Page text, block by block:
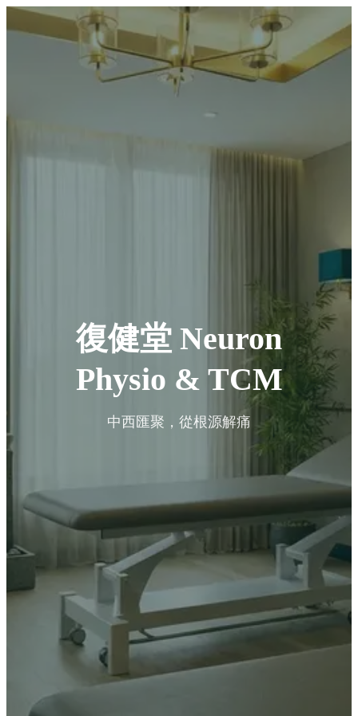
復健堂 Neuron
Physio & TCM
中西匯聚，從根源解痛